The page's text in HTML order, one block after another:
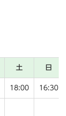
土 日
18:00 16:30